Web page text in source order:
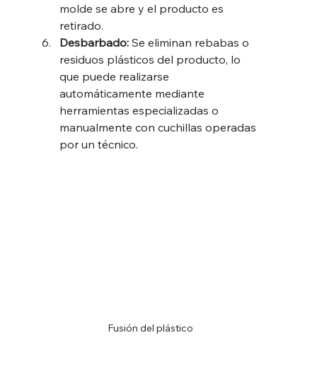
molde se abre y el producto es
retirado.
Desbarbado: Se eliminan rebabas o
residuos plásticos del producto, lo
que puede realizarse
automáticamente mediante
herramientas especializadas o
manualmente con cuchillas operadas
por un técnico.
Fusión del plástico